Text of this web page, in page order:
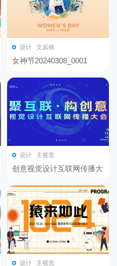
设计 文岚铭
女神节20240308_0001
设计 主视觉
创意视觉设计互联网传播大
设计 主视觉